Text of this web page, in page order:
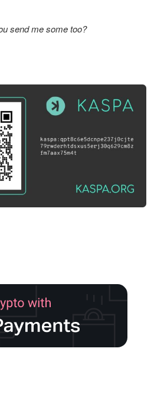
send me some too?